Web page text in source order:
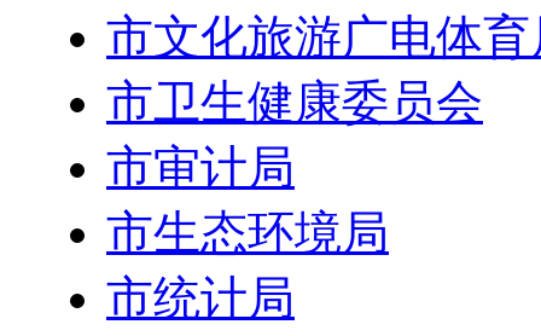
市文化旅游广电体育
市卫生健康委员会
市审计局
市生态环境局
市统计局